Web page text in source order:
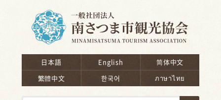
日本語 English
简体中文
繁體中文
한국어 ภาษาไทย